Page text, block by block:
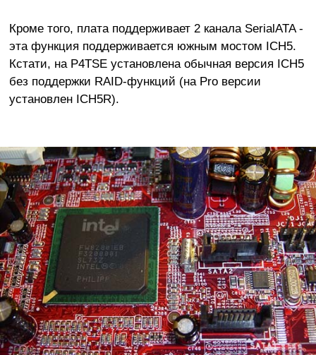
Кроме того, плата поддерживает 2 канала SerialATA -
эта функция поддерживается южным мостом ICH5.
Кстати, на P4TSE установлена обычная версия ICH5
без поддержки RAID-функций (на Pro версии
установлен ICH5R).